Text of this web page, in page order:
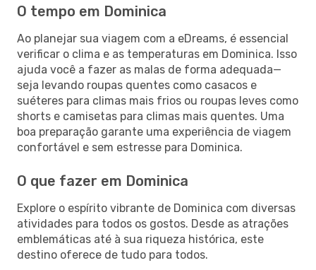
O tempo em Dominica
Ao planejar sua viagem com a eDreams, é essencial
verificar o clima e as temperaturas em Dominica. Isso
ajuda você a fazer as malas de forma adequada—
seja levando roupas quentes como casacos e
suéteres para climas mais frios ou roupas leves como
shorts e camisetas para climas mais quentes. Uma
boa preparação garante uma experiência de viagem
confortável e sem estresse para Dominica.
O que fazer em Dominica
Explore o espírito vibrante de Dominica com diversas
atividades para todos os gostos. Desde as atrações
emblemáticas até à sua riqueza histórica, este
destino oferece de tudo para todos.